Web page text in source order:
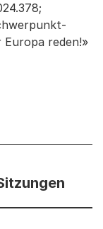
Europa reden!»
Informationen